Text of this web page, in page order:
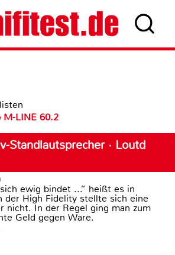
M-LINE 60.2
Standlautsprecher · Loutd
ewig bindet ...“ heißt es in
der High Fidelity stellte sich eine
nicht. In der Regel ging man zum
Geld gegen Ware.